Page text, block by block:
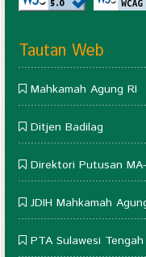
Tautan Web
Mahkamah Agung RI
Ditjen Badilag
Direktori Putusan
JDIH Mahkamah
PTA Sulawesi Tengah